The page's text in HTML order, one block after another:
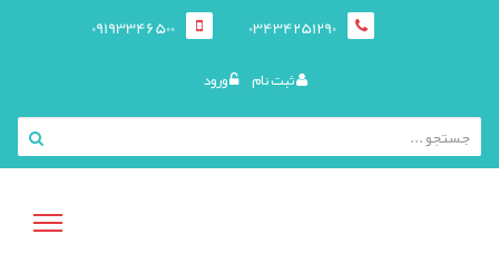
03434251290
09193346500
ثبت نام ورود